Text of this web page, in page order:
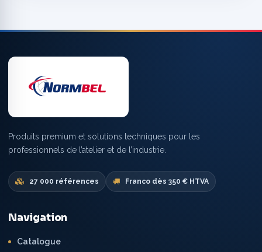
Produits premium et solutions techniques pour les
professionnels de l’atelier et de l’industrie.
27 000 références Franco dès 350 € HTVA
Navigation
Catalogue